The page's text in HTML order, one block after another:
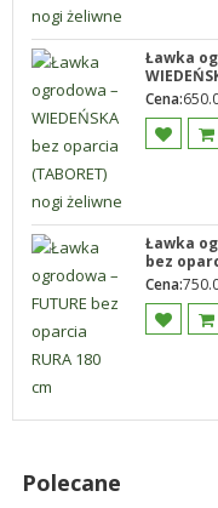
Ławka
Cena:
Ławka
bez
Cena:
Polecane